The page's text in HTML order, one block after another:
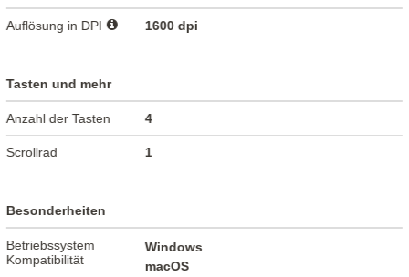
Auflösung in DPI 1600 dpi
Tasten und mehr
Anzahl der Tasten 4
Scrollrad 1
Besonderheiten
Betriebssystem
Kompatibilität
Windows
macOS